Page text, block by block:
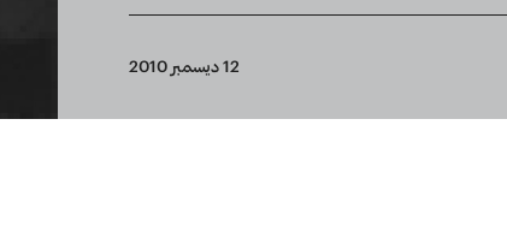
12 ديسمبر 2010